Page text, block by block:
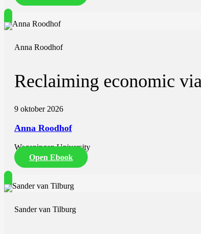
Anna Roodhof
Reclaiming economic
9 oktober 2026
Anna Roodhof
Wageningen University
Open Ebook
Sander van Tilburg